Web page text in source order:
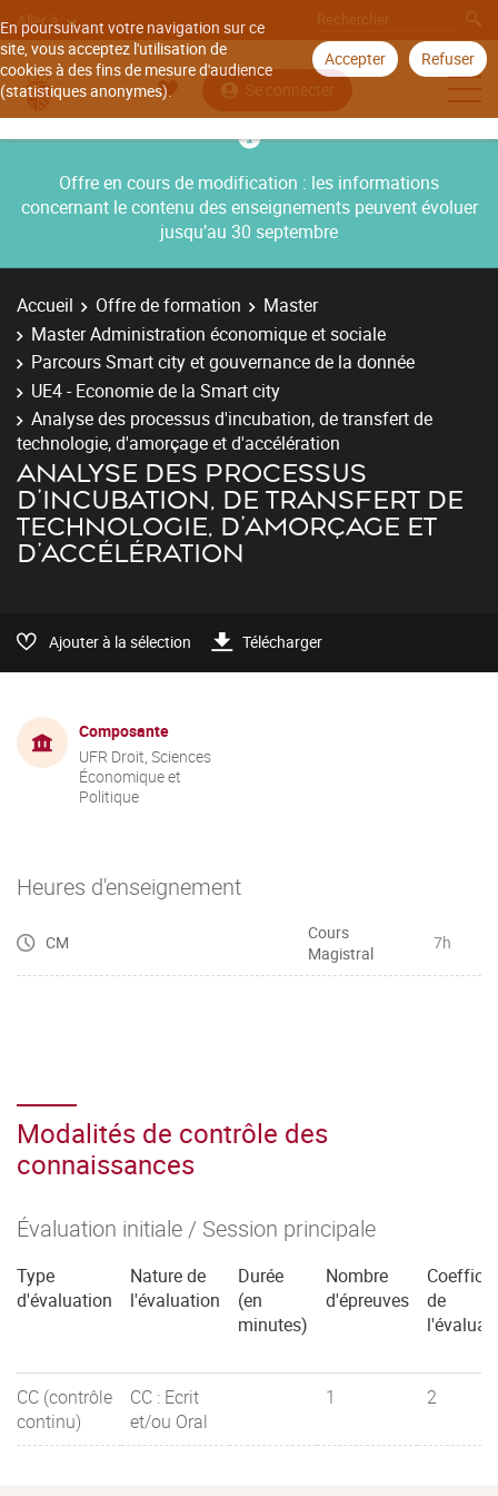
En poursuivant votre navigation sur ce
site, vous acceptez l'utilisation de
cookies à des fins de mesure d'audience
(statistiques anonymes).
Accepter Refuser
Aller à
Se connecter
Offre en cours de modification : les informations
concernant le contenu des enseignements peuvent évoluer
jusqu’au 30 septembre
Accueil Offre de formation
Master
Master Administration économique et sociale
Parcours Smart city et gouvernance de la donnée
UE4 - Economie de la Smart city
Analyse des processus d'incubation, de transfert de
technologie, d'amorçage et d'accélération
ANALYSE DES PROCESSUS
D'INCUBATION, DE TRANSFERT DE
TECHNOLOGIE, D'AMORÇAGE ET
D'ACCÉLÉRATION
Ajouter à la sélection Télécharger
Composante
UFR Droit, Sciences
Économique et
Politique
Heures d'enseignement
CM
Cours
Magistral
7h
Modalités de contrôle des
connaissances
Évaluation initiale / Session principale
Type
d'évaluation
Nature de
l'évaluation
Durée
(en
minutes)
Nombre
d'épreuves
de
CC (contrôle
continu)
CC : Ecrit
et/ou Oral
1 2